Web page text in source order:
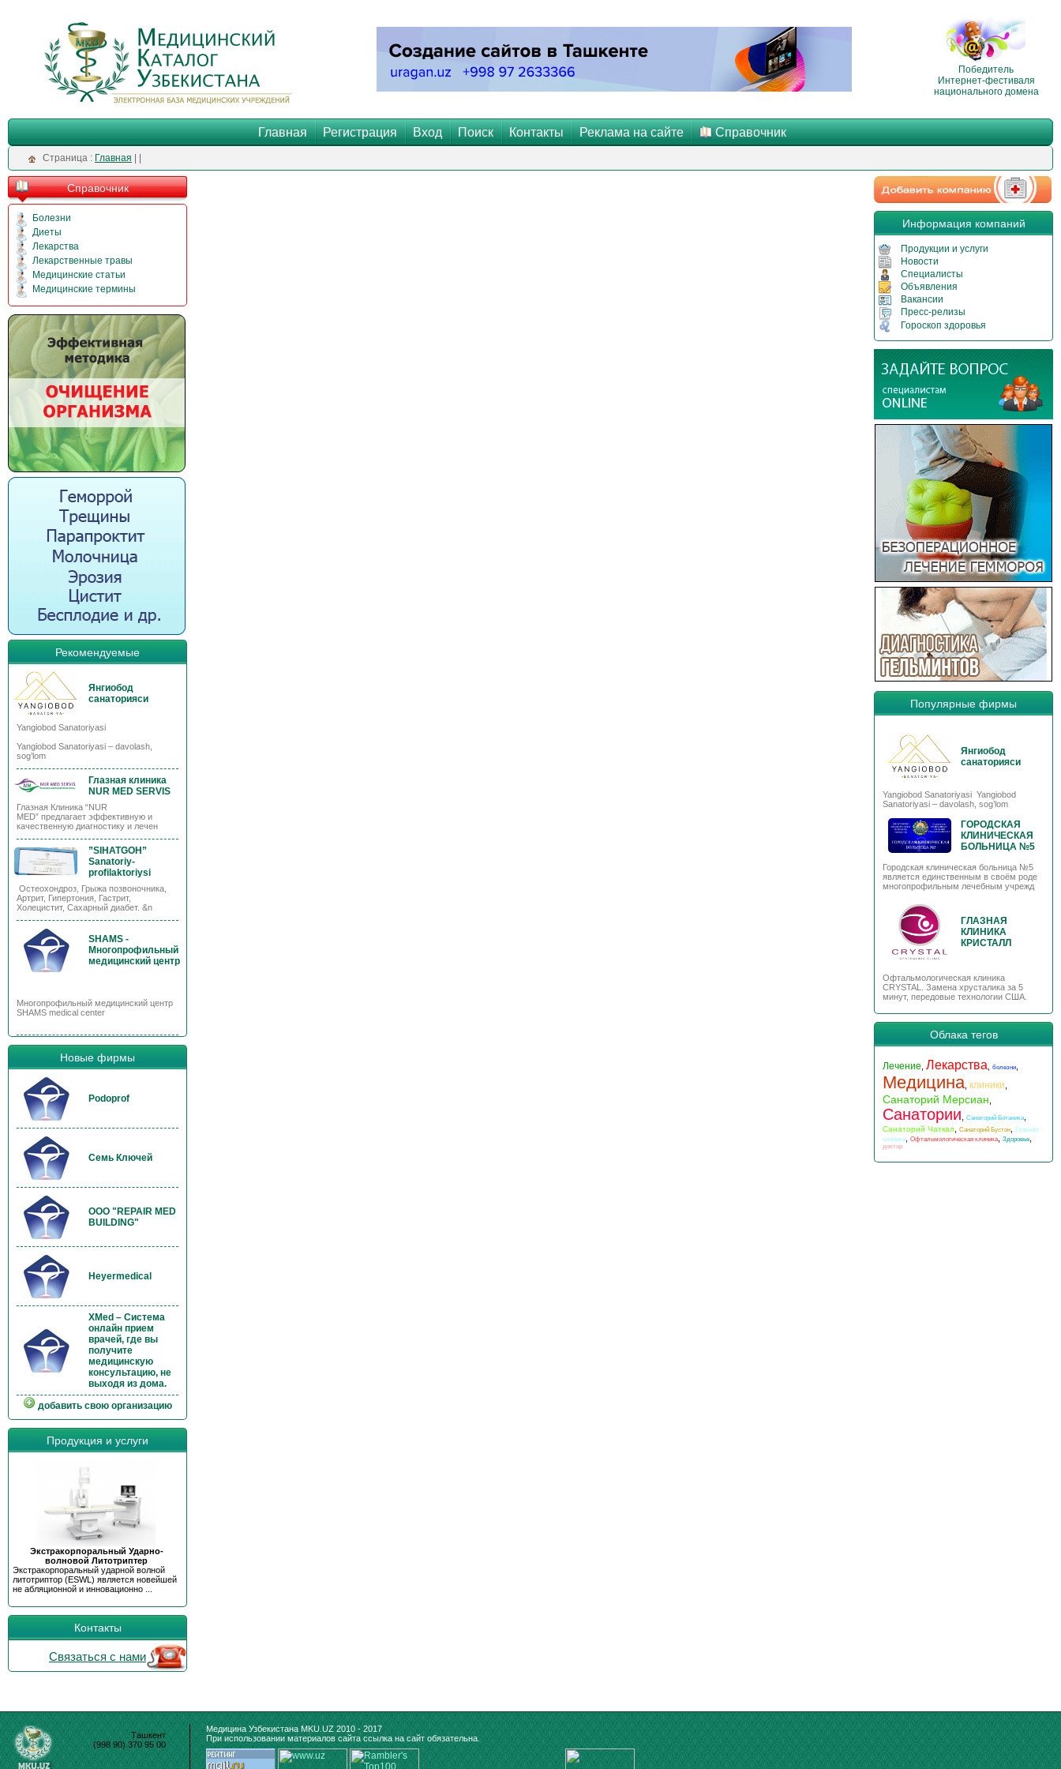
Победитель
Интернет-фестиваля
национального домена
Главная Регистрация Вход Поиск Контакты Реклама на сайте Справочник
Cтраница : Главная
Справочник
Болезни
Диеты
Лекарства
Лекарственные травы
Медицинские статьи
Медицинские термины
Рекомендуемые
Янгиобод
санаторияси
Yangiobod Sanatoriyasi
Yangiobod Sanatoriyasi – davolash,
sog’lom
Глазная клиника
NUR MED SERVIS
Глазная Клиника “NUR
MED” предлагает эффективную и
качественную диагностику и лечен
”SIHATGOH”
Sanatoriy-
profilaktoriysi
Остеохондроз, Грыжа позвоночника,
Артрит, Гипертония, Гастрит,
Холецистит, Сахарный диабет. &n
SHAMS -
Многопрофильный
медицинский центр
Многопрофильный медицинский центр
SHAMS medical center
Новые фирмы
Podoprof
Семь Ключей
OOO "REPAIR MED
BUILDING"
Heyermedical
XMed – Система
онлайн прием
врачей, где вы
получите
медицинскую
консультацию, не
выходя из дома.
добавить свою организацию
Продукция и услуги
Экстракорпоральный Ударно-
волновой Литотриптер
Экстракорпоральный ударной волной
литотриптор (ESWL) является новейшей
не абляционной и инновационно ...
Контакты
Связаться с нами
Информация компаний
Продукции и услуги
Новости
Специалисты
Объявления
Вакансии
Пресс-релизы
Гороскоп здоровья
Популярные фирмы
Янгиобод
санаторияси
Yangiobod Sanatoriyasi Yangiobod
Sanatoriyasi – davolash, sog’lom
ГОРОДСКАЯ
КЛИНИЧЕСКАЯ
БОЛЬНИЦА №5
Городская клиническая больница №5
является единственным в своём роде
многопрофильным лечебным учрежд
ГЛАЗНАЯ
КЛИНИКА
КРИСТАЛЛ
Офтальмологическая клиника
CRYSTAL. Замена хрусталика за 5
минут, передовые технологии США.
Облака тегов
Лечение Лекарства болезни
Медицина клиники
Санаторий Мерсиан
Санатории Санаторий Ботаника
Санаторий Чаткал Санаторий Бустон
Глазная
клиника
Офтальмологическая клиника Здоровье
доктор
Ташкент
(998 90) 370 95 00
Медицина Узбекистана MKU.UZ 2010 - 2017
При использовании материалов сайта ссылка на сайт обязательна.